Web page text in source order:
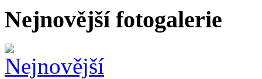
Nejnovější fotogalerie